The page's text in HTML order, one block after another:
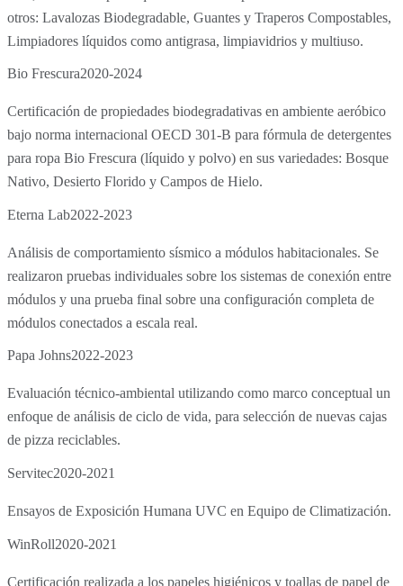
otros: Lavalozas Biodegradable, Guantes y Traperos Compostables,
Limpiadores líquidos como antigrasa, limpiavidrios y multiuso.
Bio Frescura2020-2024
Certificación de propiedades biodegradativas en ambiente aeróbico
bajo norma internacional OECD 301-B para fórmula de detergentes
para ropa Bio Frescura (líquido y polvo) en sus variedades: Bosque
Nativo, Desierto Florido y Campos de Hielo.
Eterna Lab2022-2023
Análisis de comportamiento sísmico a módulos habitacionales. Se
realizaron pruebas individuales sobre los sistemas de conexión entre
módulos y una prueba final sobre una configuración completa de
módulos conectados a escala real.
Papa Johns2022-2023
Evaluación técnico-ambiental utilizando como marco conceptual un
enfoque de análisis de ciclo de vida, para selección de nuevas cajas
de pizza reciclables.
Servitec2020-2021
Ensayos de Exposición Humana UVC en Equipo de Climatización.
WinRoll2020-2021
Certificación realizada a los papeles higiénicos y toallas de papel de